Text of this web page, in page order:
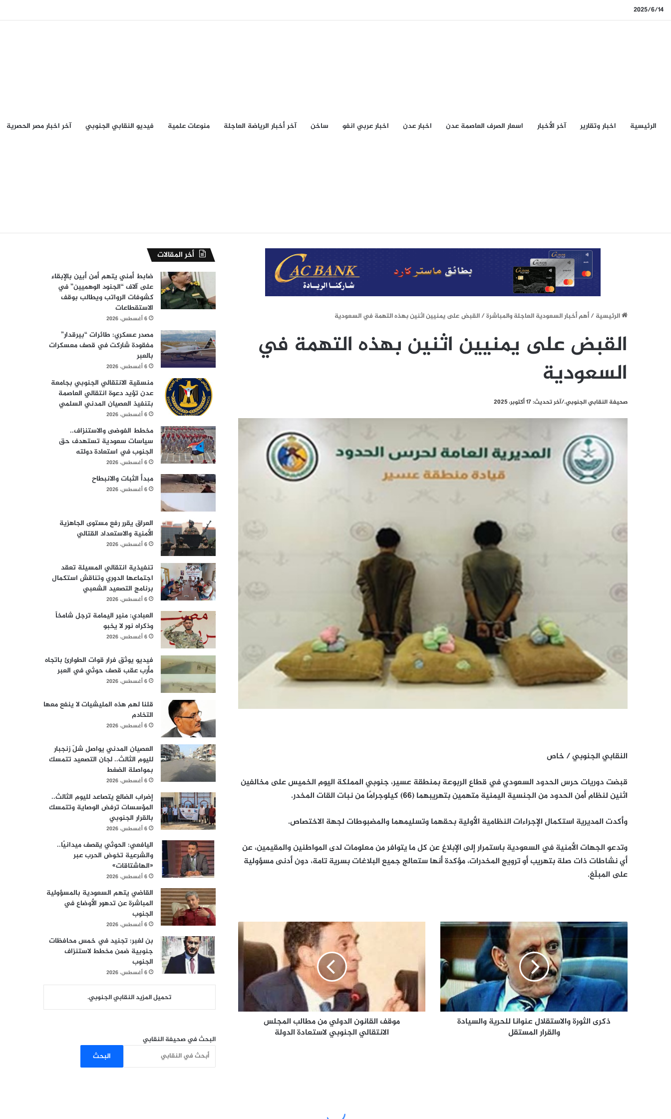
2025/6/14
الرئيسيِة اخبار وتقارير آخر الأخبار اسعار الصرف العاصمة عدن اخبار عدن اخبار عربي انفو ساخن آخر أخبار الرياضة العاجلة منوعات علمية فيديو النقابي الجنوبي آخر اخبار مصر الحصرية
الرئيسيِة/أهم أخبار السعودية العاجلة والمباشرة/القبض على يمنيين اثنين بهذه التهمة في السعودية
القبض على يمنيين اثنين بهذه التهمة في
السعودية
صحيفة النقابي الجنوبي./آخر تحديث: 17 أكتوبر، 2025
النقابي الجنوبي / خاص
قبضت دوريات حرس الحدود السعودي في قطاع الربوعة بمنطقة عسير، جنوبي المملكة اليوم الخميس على مخالفين
اثنين لنظام أمن الحدود من الجنسية اليمنية متهمين بتهريبهما (66) كيلوجرامًا من نبات القات المخدر.
وأكدت المديرية استكمال الإجراءات النظامية الأولية بحقهما وتسليمهما والمضبوطات لجهة الاختصاص.
وتدعو الجهات الأمنية في السعودية باستمرار إلى الإبلاغ عن كل ما يتوافر من معلومات لدى المواطنين والمقيمين، عن
أي نشاطات ذات صلة بتهريب أو ترويج المخدرات، مؤكدة أنها ستعالج جميع البلاغات بسرية تامة، دون أدنى مسؤولية
على المبلّغ.
ذكرى
الثورة
عنوانا
للحرية
والسيادة
والقرار
المستقل
ذكرى الثورة والاستقلال عنوانا للحرية والسيادة
والقرار المستقل
مطالب
المجلس
الانتقالي
الجنوبي
لاستعادة
موقف القانون الدولي من مطالب المجلس
الانتقالي الجنوبي لاستعادة الدولة
أخر المقالات
ضابط أمني يتهم أمن أبين بالإبقاء
على آلاف “الجنود الوهميين” في
كشوفات الرواتب ويطالب بوقف
الاستقطاعات
6 أغسطس، 2026
مصدر عسكري: طائرات “بيرقدار”
مفقودة شاركت في قصف معسكرات
بالعبر
6 أغسطس، 2026
منسقية الانتقالي الجنوبي بجامعة
عدن تؤيد دعوة انتقالي العاصمة
بتنفيذ العصيان المدني السلمي
6 أغسطس، 2026
مخطط الفوضى والاستنزاف..
سياسات سعودية تستهدف حق
الجنوب في استعادة دولته
6 أغسطس، 2026
مبدأ الثبات والانبطاح
6 أغسطس، 2026
العراق يقرر رفع مستوى الجاهزية
الأمنية والاستعداد القتالي
6 أغسطس، 2026
تنفيذية انتقالي المسيلة تعقد
اجتماعها الدوري وتناقش استكمال
برنامج التصعيد الشعبي
6 أغسطس، 2026
العبادي: منير اليمامة ترجل شامخاً
وذكراه نور لا يخبو
6 أغسطس، 2026
فيديو يوثق فرار قوات الطوارئ باتجاه
مأرب عقب قصف حوثي في العبر
6 أغسطس، 2026
قلنا لهم هذه المليشيات لا ينفع معها
التخادم
6 أغسطس، 2026
العصيان المدني يواصل شلّ زنجبار
لليوم الثالث.. لجان التصعيد تتمسك
بمواصلة الضغط
6 أغسطس، 2026
إضراب الضالع يتصاعد لليوم الثالث..
المؤسسات ترفض الوصاية وتتمسك
بالقرار الجنوبي
6 أغسطس، 2026
اليافعي: الحوثي يقصف ميدانيًا..
والشرعية تخوض الحرب عبر
«الهاشتاقات»
6 أغسطس، 2026
القاضي يتهم السعودية بالمسؤولية
المباشرة عن تدهور الأوضاع في
الجنوب
6 أغسطس، 2026
بن لغبر: تجنيد في خمس محافظات
جنوبية ضمن مخطط لاستنزاف
الجنوب
6 أغسطس، 2026
تحميل المزيد النقابي الجنوبي.
البحث في صحيفة النقابي
البحث